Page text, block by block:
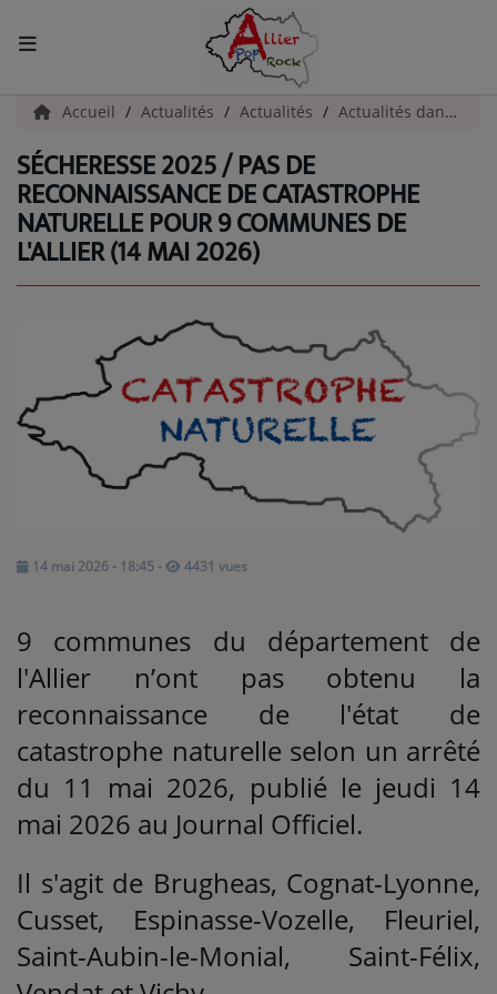
ACCUEIL
Actualités
INFOS - ALLIER
AGENDA CULTUREL - ALLIER
La Radio
EMISSIONS
ARTISTES
Agenda
Titres diffusés
Se connecter
Accueil Actualités Actualités Actualités dans l'Allier
SÉCHERESSE 2025 / PAS DE
RECONNAISSANCE DE CATASTROPHE
NATURELLE POUR 9 COMMUNES DE
L'ALLIER (14 MAI 2026)
14 mai 2026 - 18:45 - 4431 vues
9 communes du département de
l'Allier n’ont pas obtenu la
reconnaissance de l'état de
catastrophe naturelle selon un arrêté
du 11 mai 2026, publié le jeudi 14
mai 2026 au Journal Officiel.
Il s'agit de Brugheas, Cognat-Lyonne,
Cusset, Espinasse-Vozelle, Fleuriel,
Saint-Aubin-le-Monial, Saint-Félix,